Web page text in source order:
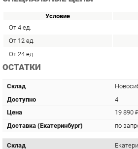
От 24 ед.
ОСТАТКИ
Склад
Цена
19 890 ₽
Доставка (Екатеринбург)
по запросу
Цена
19 890 ₽